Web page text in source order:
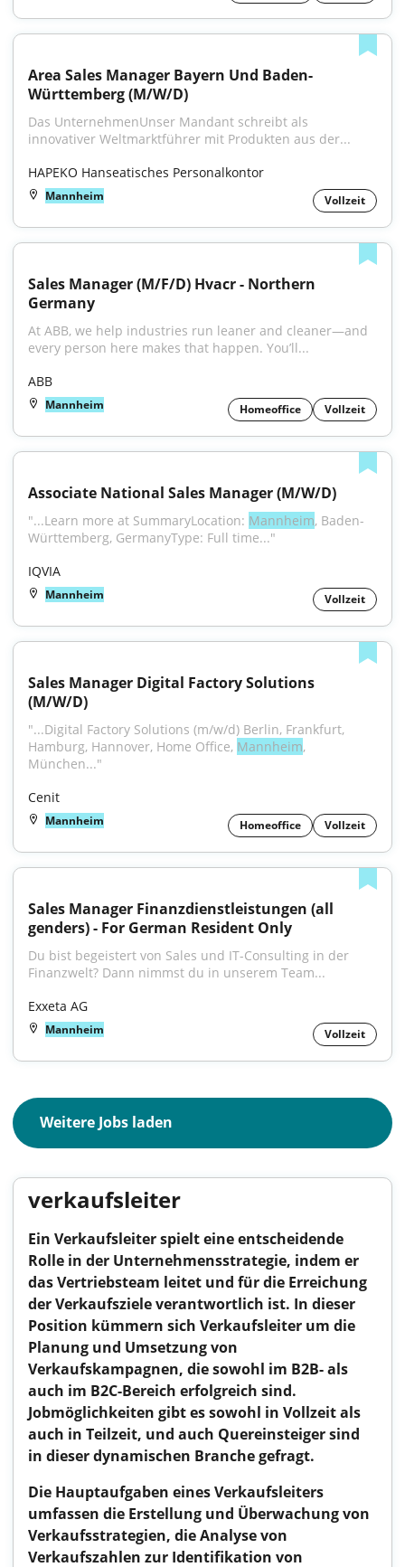
Area Sales Manager Bayern Und Baden-
Württemberg (M/W/D)
Das UnternehmenUnser Mandant schreibt als
innovativer Weltmarktführer mit Produkten aus der...
HAPEKO Hanseatisches Personalkontor
Mannheim Vollzeit
Sales Manager (M/F/D) Hvacr - Northern
Germany
At ABB, we help industries run leaner and cleaner—and
every person here makes that happen. You’ll...
ABB
Mannheim Homeoffice Vollzeit
Associate National Sales Manager (M/W/D)
"...Learn more at SummaryLocation: Mannheim, Baden-
Württemberg, GermanyType: Full time..."
IQVIA
Mannheim Vollzeit
Sales Manager Digital Factory Solutions
(M/W/D)
"...Digital Factory Solutions (m/w/d) Berlin, Frankfurt,
Hamburg, Hannover, Home Office, Mannheim,
München..."
Cenit
Mannheim Homeoffice Vollzeit
Sales Manager Finanzdienstleistungen (all
genders) - For German Resident Only
Du bist begeistert von Sales und IT-Consulting in der
Finanzwelt? Dann nimmst du in unserem Team...
Exxeta AG
Mannheim Vollzeit
Weitere Jobs laden
verkaufsleiter
Ein Verkaufsleiter spielt eine entscheidende
Rolle in der Unternehmensstrategie, indem er
das Vertriebsteam leitet und für die Erreichung
der Verkaufsziele verantwortlich ist. In dieser
Position kümmern sich Verkaufsleiter um die
Planung und Umsetzung von
Verkaufskampagnen, die sowohl im B2B- als
auch im B2C-Bereich erfolgreich sind.
Jobmöglichkeiten gibt es sowohl in Vollzeit als
auch in Teilzeit, und auch Quereinsteiger sind
in dieser dynamischen Branche gefragt.
Die Hauptaufgaben eines Verkaufsleiters
umfassen die Erstellung und Überwachung von
Verkaufsstrategien, die Analyse von
Verkaufszahlen zur Identifikation von